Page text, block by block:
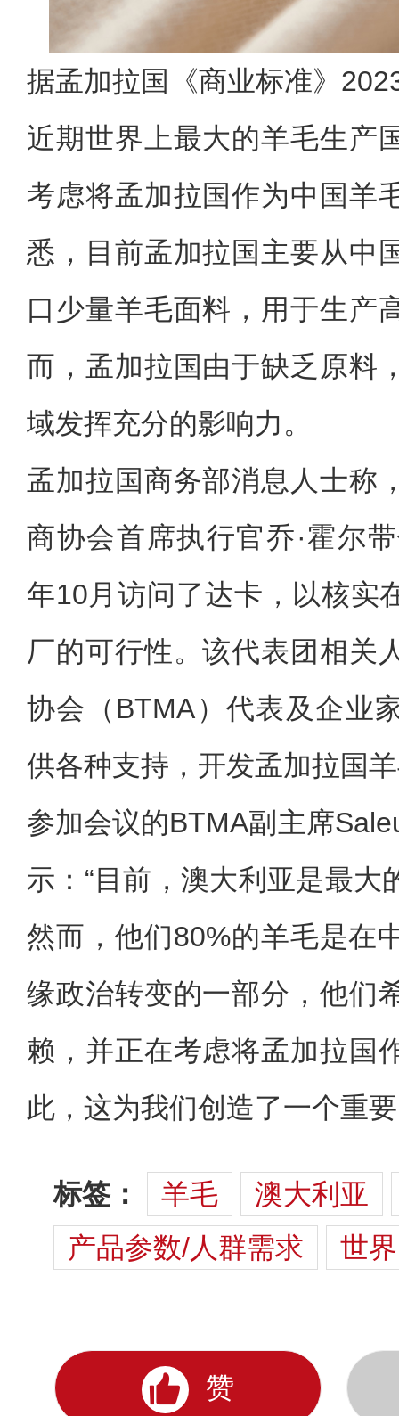
据孟加拉国《商业标准》
近期世界上最大的羊毛生产
考虑将孟加拉国作为中国羊
悉，目前孟加拉国主要从中
口少量羊毛面料，用于生产
而，孟加拉国由于缺乏原料
域发挥充分的影响力。
孟加拉国商务部消息人士称
商协会首席执行官乔·霍尔
年10月访问了达卡，以核实
厂的可行性。该代表团相关
协会（BTMA）代表及企业
供各种支持，开发孟加拉国
参加会议的BTMA副主席
示：“目前，澳大利亚是最大
然而，他们80%的羊毛是在
缘政治转变的一部分，他们
赖，并正在考虑将孟加拉国
此，这为我们创造了一个重
标签： 羊毛
澳大利亚
产品参数/人群需求
世
赞